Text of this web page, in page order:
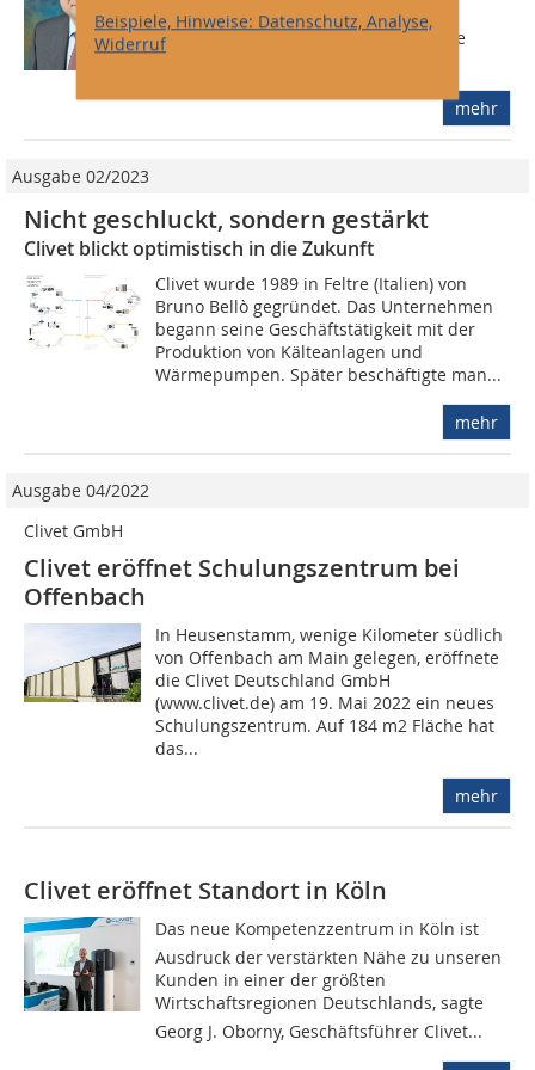
Beispiele, Hinweise: Datenschutz, Analyse,
Widerruf
bei der Entwicklung und im Einsatz
innovativer Produkte hervorheben. Die
Anwendung...
mehr
Ausgabe 02/2023
Nicht geschluckt, sondern gestärkt
Clivet blickt optimistisch in die Zukunft
Clivet wurde 1989 in Feltre (Italien) von
Bruno Bellò gegründet. Das Unternehmen
begann seine Geschäftstätigkeit mit der
Produktion von Kälteanlagen und
Wärmepumpen. Später beschäftigte man...
mehr
Ausgabe 04/2022
Clivet GmbH
Clivet eröffnet Schulungszentrum bei
Offenbach
In Heusenstamm, wenige Kilometer südlich
von Offenbach am Main gelegen, eröffnete
die Clivet Deutschland GmbH
(www.clivet.de) am 19. Mai 2022 ein neues
Schulungszentrum. Auf 184 m2 Fläche hat
das...
mehr
Clivet eröffnet Standort in Köln
Das neue Kompetenzzentrum in Köln ist
Ausdruck der verstärkten Nähe zu unseren
Kunden in einer der größten
Wirtschaftsregionen Deutschlands, sagte
Georg J. Oborny, Geschäftsführer Clivet...